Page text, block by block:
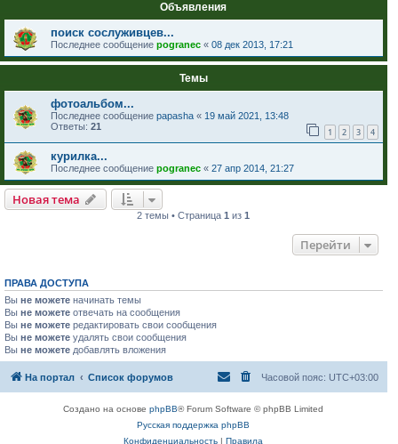
Объявления
поиск сослуживцев...
Последнее сообщение pogranec « 08 дек 2013, 17:21
Темы
фотоальбом...
Последнее сообщение papasha « 19 май 2021, 13:48
Ответы: 21 1 2 3 4
курилка...
Последнее сообщение pogranec « 27 апр 2014, 21:27
Новая тема
2 темы • Страница1 из1
Перейти
ПРАВА ДОСТУПА
Вы не можете начинать темы
Вы не можете отвечать на сообщения
Вы не можете редактировать свои сообщения
Вы не можете удалять свои сообщения
Вы не можете добавлять вложения
На портал Список форумов Часовой пояс: UTC+03:00
Создано на основеphpBB® Forum Software © phpBB Limited
Русская поддержка phpBB
Конфиденциальность |Правила